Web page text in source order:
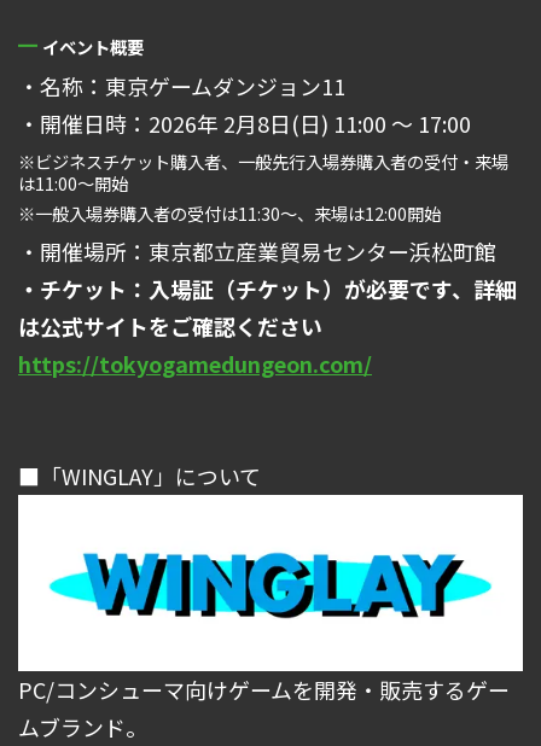
イベント概要
・名称：東京ゲームダンジョン11
・開催日時：2026年 2月8日(日) 11:00 ～ 17:00
※ビジネスチケット購入者、一般先行入場券購入者の受付・来場
は11:00～開始
※一般入場券購入者の受付は11:30～、来場は12:00開始
・開催場所：東京都立産業貿易センター浜松町館
・チケット：入場証（チケット）が必要です、詳細
は公式サイトをご確認ください
https://tokyogamedungeon.com/
■「WINGLAY」について
PC/コンシューマ向けゲームを開発・販売するゲー
ムブランド。